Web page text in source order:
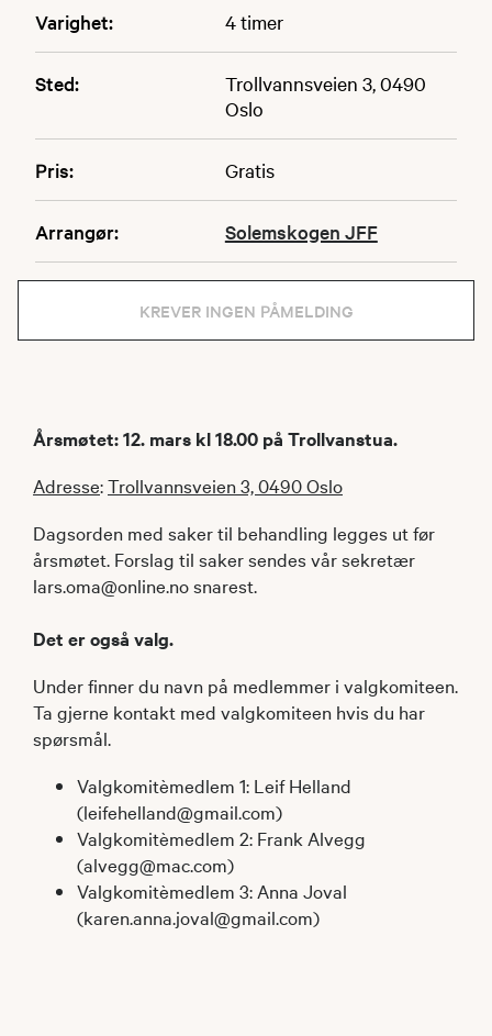
Varighet: 4 timer
Sted:
Trollvannsveien 3, 0490
Oslo
Pris: Gratis
Arrangør: Solemskogen JFF
KREVER INGEN PÅMELDING
Årsmøtet: 12. mars kl 18.00 på Trollvanstua.
Adresse:Trollvannsveien 3, 0490 Oslo
Dagsorden med saker til behandling legges ut før
årsmøtet. Forslag til saker sendes vår sekretær
lars.oma@online.no snarest.
Det er også valg.
Under finner du navn på medlemmer i valgkomiteen.
Ta gjerne kontakt med valgkomiteen hvis du har
spørsmål.
Valgkomitèmedlem 1: Leif Helland
(leifehelland@gmail.com)
Valgkomitèmedlem 2: Frank Alvegg
(alvegg@mac.com)
Valgkomitèmedlem 3: Anna Joval
(karen.anna.joval@gmail.com)